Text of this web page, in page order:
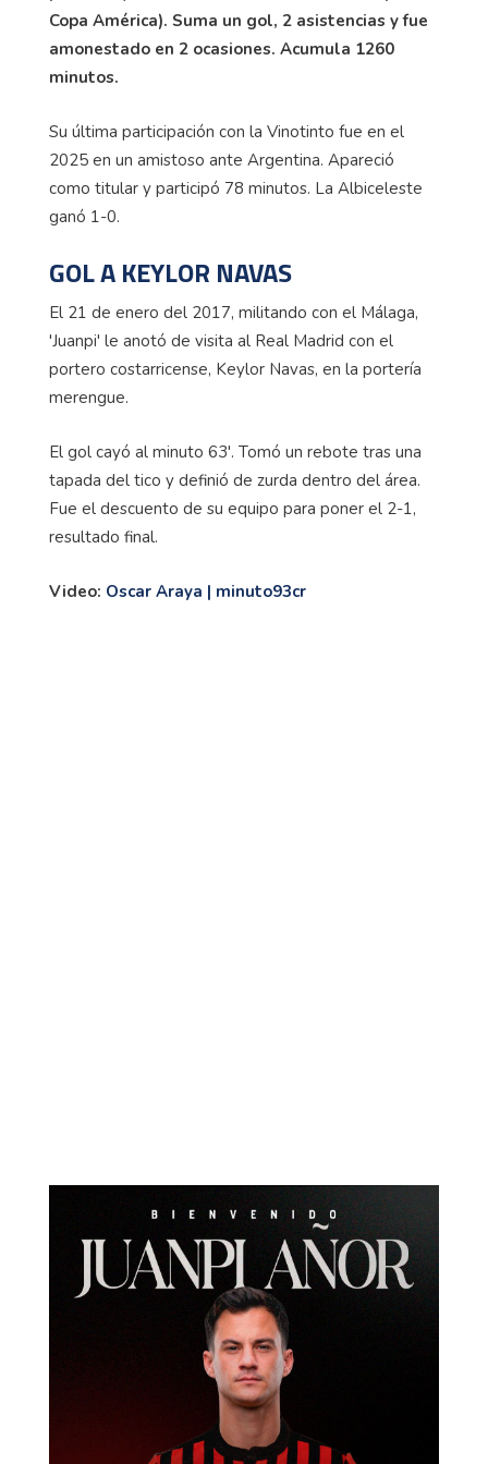
Copa América). Suma un gol, 2 asistencias y fue
amonestado en 2 ocasiones. Acumula 1260
minutos.
Su última participación con la Vinotinto fue en el
2025 en un amistoso ante Argentina. Apareció
como titular y participó 78 minutos. La Albiceleste
ganó 1-0.
GOL A KEYLOR NAVAS
El 21 de enero del 2017, militando con el Málaga,
'Juanpi' le anotó de visita al Real Madrid con el
portero costarricense, Keylor Navas, en la portería
merengue.
El gol cayó al minuto 63'. Tomó un rebote tras una
tapada del tico y definió de zurda dentro del área.
Fue el descuento de su equipo para poner el 2-1,
resultado final.
Video: Oscar Araya | minuto93cr